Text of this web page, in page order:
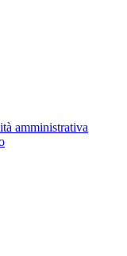
amministrativa